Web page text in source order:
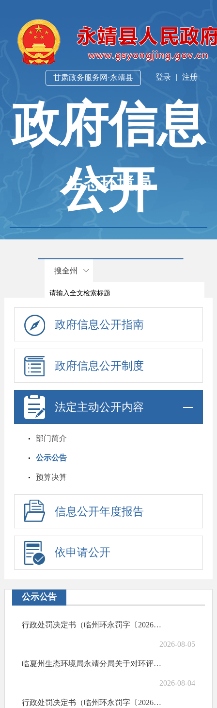
登录 | 注册
甘肃政务服务网·永靖县
政府信息
公开
生态环境局
搜全州
政府信息公开指南
政府信息公开制度
法定主动公开内容
部门简介
公示公告
预算决算
信息公开年度报告
依申请公开
公示公告
行政处罚决定书（临州环永罚字〔2026〕9号）
2026-08-05
临夏州生态环境局永靖分局关于对环评批复文件予以撤销的公告
2026-08-04
行政处罚决定书（临州环永罚字〔2026〕4号）